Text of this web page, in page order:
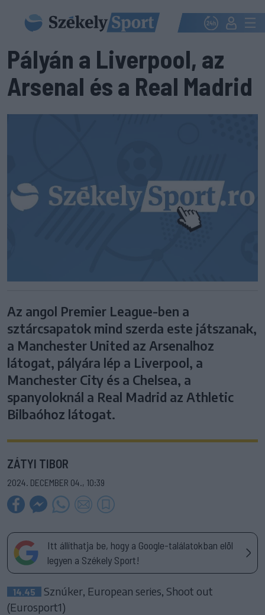
Pályán a Liverpool, az
Arsenal és a Real Madrid
Az angol Premier League-ben a
sztárcsapatok mind szerda este játszanak,
a Manchester United az Arsenalhoz
látogat, pályára lép a Liverpool, a
Manchester City és a Chelsea, a
spanyoloknál a Real Madrid az Athletic
Bilbaóhoz látogat.
ZÁTYI TIBOR
2024. DECEMBER 04., 10:39
Itt állíthatja be, hogy a Google-találatokban elöl
legyen a Székely Sport!
14.45
Sznúker, European series, Shoot out
(Eurosport1)